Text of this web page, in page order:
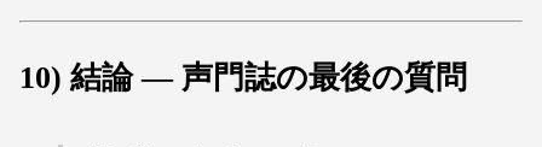
10) 結論 — 声門誌の最後の質問